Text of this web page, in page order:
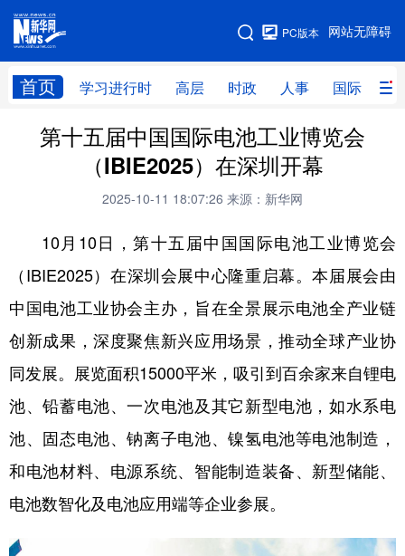
网站无障碍
PC版本
首页 学习进行时 高层 时政 人事 国际 财
网站地图
学习进行时 高层 时政 人事
财经 网评
科技 科创 量子 体育
书画 军事
法律 中央文件 金融 汽车
食品 人居 信息化 数字经济
学术中国 乡村振兴 银龄 溯源中国
城市 旅游 能源 会展
彩票 娱乐 时尚
第十五届中国国际电池工业博览会
（IBIE2025）在深圳开幕
2025-10-11 18:07:26 来源：新华网
10月10日，第十五届中国国际电池工业博览会
（IBIE2025）在深圳会展中心隆重启幕。本届展会由
中国电池工业协会主办，旨在全景展示电池全产业链
创新成果，深度聚焦新兴应用场景，推动全球产业协
同发展。展览面积15000平米，吸引到百余家来自锂电
池、铅蓄电池、一次电池及其它新型电池，如水系电
池、固态电池、钠离子电池、镍氢电池等电池制造，
和电池材料、电源系统、智能制造装备、新型储能、
电池数智化及电池应用端等企业参展。